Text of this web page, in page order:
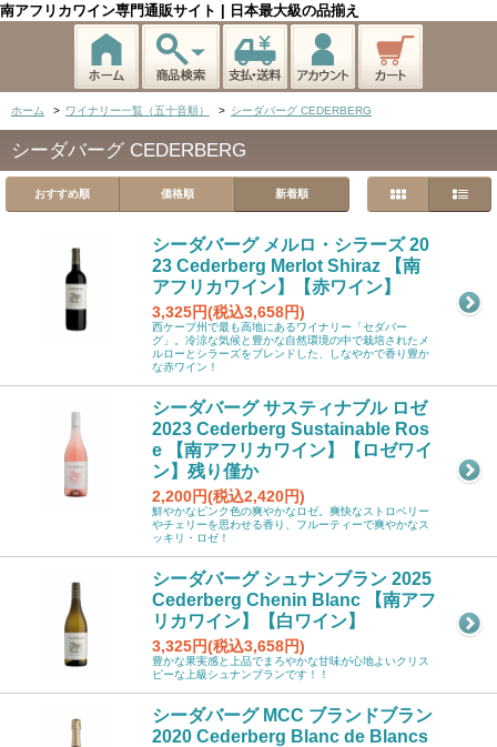
南アフリカワイン専門通販サイト | 日本最大級の品揃え
ホーム > ワイナリー一覧（五十音順） > シーダバーグ CEDERBERG
シーダバーグ CEDERBERG
おすすめ順 価格順 新着順
シーダバーグ メルロ・シラーズ 20
23 Cederberg Merlot Shiraz 【南
アフリカワイン】【赤ワイン】
3,325円(税込3,658円)
西ケープ州で最も高地にあるワイナリー「セダバー
グ」。冷涼な気候と豊かな自然環境の中で栽培されたメ
ルローとシラーズをブレンドした、しなやかで香り豊か
な赤ワイン！
シーダバーグ サスティナブル ロゼ
2023 Cederberg Sustainable Ros
e 【南アフリカワイン】【ロゼワイ
ン】残り僅か
2,200円(税込2,420円)
鮮やかなピンク色の爽やかなロゼ。爽快なストロベリー
やチェリーを思わせる香り、フルーティーで爽やかなス
ッキリ・ロゼ！
シーダバーグ シュナンブラン 2025
Cederberg Chenin Blanc 【南アフ
リカワイン】【白ワイン】
3,325円(税込3,658円)
豊かな果実感と上品でまろやかな甘味が心地よいクリス
ピーな上級シュナンブランです！！
シーダバーグ MCC ブランドブラン
2020 Cederberg Blanc de Blancs